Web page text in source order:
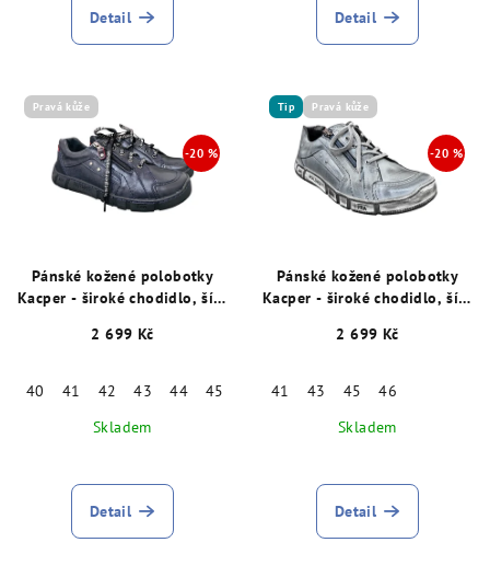
Detail Detail
Pravá kůže
Pánské kožené polobotky
Kacper - široké chodidlo, šíře
2 699 Kč
40 41 42 43 44 45
Skladem
Detail
Tip Pravá kůže
Pánské kožené polobotky
Kacper - široké chodidlo, šíře
2 699 Kč
41 43 45
46
Skladem
Detail